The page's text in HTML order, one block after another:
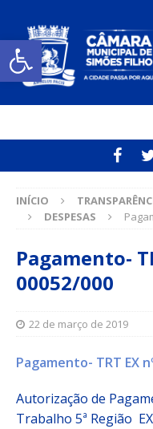
Open toolbar
INÍCIO
DESPESAS
Pagamento-
00052/000
22 de março de 2019
Pagamento- TRT EX
Autorização de
Trabalho 5ª Região